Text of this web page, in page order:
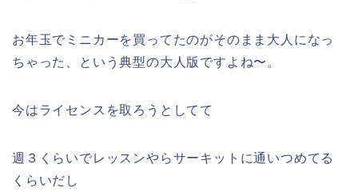
お年玉でミニカーを買ってたのがそのまま大人になっ
ちゃった、という典型の大人版ですよね〜。
今はライセンスを取ろうとしてて
週３くらいでレッスンやらサーキットに通いつめてる
くらいだし